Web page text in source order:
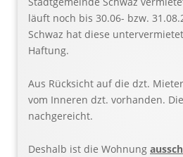
läuft noch bis 30.06- bzw.
Schwaz hat diese
Haftung.
Aus Rücksicht auf die dzt.
vom Inneren dzt. vorhanden.
nachgereicht.
Deshalb ist die Wohnung